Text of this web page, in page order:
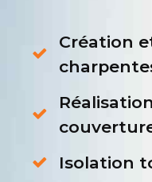
Création
Isolation